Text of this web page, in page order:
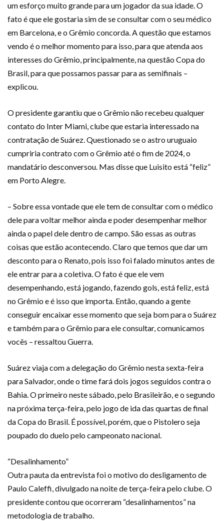
um esforço muito grande para um jogador da sua idade. O
fato é que ele gostaria sim de se consultar com o seu médico
em Barcelona, e o Grêmio concorda. A questão que estamos
vendo é o melhor momento para isso, para que atenda aos
interesses do Grêmio, principalmente, na questão Copa do
Brasil, para que possamos passar para as semifinais –
explicou.
O presidente garantiu que o Grêmio não recebeu qualquer
contato do Inter Miami, clube que estaria interessado na
contratação de Suárez. Questionado se o astro uruguaio
cumpriria contrato com o Grêmio até o fim de 2024, o
mandatário desconversou. Mas disse que Luisito está “feliz”
em Porto Alegre.
– Sobre essa vontade que ele tem de consultar com o médico
dele para voltar melhor ainda e poder desempenhar melhor
ainda o papel dele dentro de campo. São essas as outras
coisas que estão acontecendo. Claro que temos que dar um
desconto para o Renato, pois isso foi falado minutos antes de
ele entrar para a coletiva. O fato é que ele vem
desempenhando, está jogando, fazendo gols, está feliz, está
no Grêmio e é isso que importa. Então, quando a gente
conseguir encaixar esse momento que seja bom para o Suárez
e também para o Grêmio para ele consultar, comunicamos
vocês – ressaltou Guerra.
Suárez viaja com a delegação do Grêmio nesta sexta-feira
para Salvador, onde o time fará dois jogos seguidos contra o
Bahia. O primeiro neste sábado, pelo Brasileirão, e o segundo
na próxima terça-feira, pelo jogo de ida das quartas de final
da Copa do Brasil. É possível, porém, que o Pistolero seja
poupado do duelo pelo campeonato nacional.
“Desalinhamento”
Outra pauta da entrevista foi o motivo do desligamento de
Paulo Caleffi, divulgado na noite de terça-feira pelo clube. O
presidente contou que ocorreram “desalinhamentos” na
metodologia de trabalho.